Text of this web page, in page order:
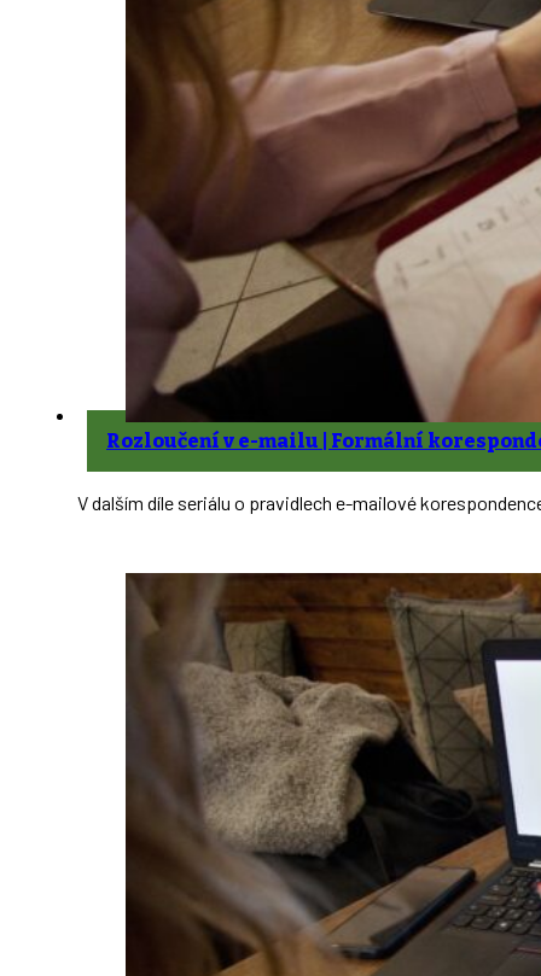
Rozloučení v e-mailu | Formální
V dalším díle seriálu o pravidlech e-mailové